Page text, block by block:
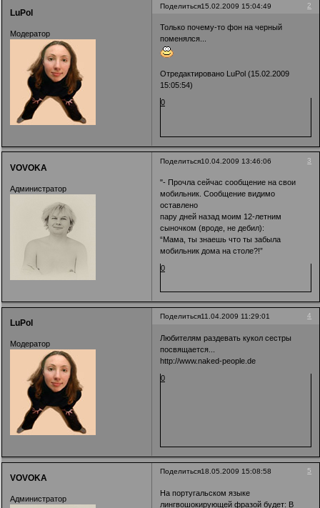
Поделиться 2
15.02.2009 15:04:49
LuPol
Модератор
Только почему-то фон на черный
поменялся...
Отредактировано LuPol (15.02.2009
15:05:54)
0
Поделиться 3
10.04.2009 13:46:06
VOVOKA
Администратор
"- Прочла сейчас сообщение на свои
мобильник. Сообщение видимо
оставлено
пару дней назад моим 12-летним
сыночком (вроде, не дебил):
“Мама, ты знаешь что ты забыла
мобильник дома на столе?!”
0
Поделиться 4
11.04.2009 11:29:01
LuPol
Модератор
Любителям раздевать кукол сестры
посвящается...
http://www.naked-people.de
0
Поделиться 5
18.05.2009 15:08:58
VOVOKA
Администратор
На португальском языке
лингвошокирующей фразой будет: В